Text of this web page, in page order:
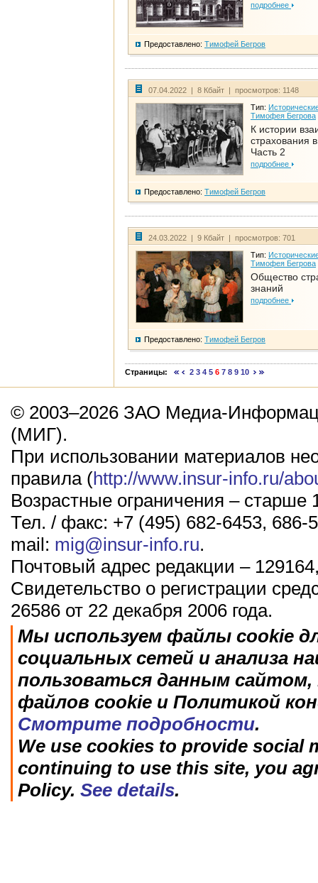
подробнее
Предоставлено: Тимофей Бегров
07.04.2022 | 8 Кбайт | просмотров: 1148
Тип:
Тимофея Бегрова
К истории
страхования
Часть 2
подробнее
Предоставлено: Тимофей Бегров
24.03.2022 | 9 Кбайт | просмотров: 701
Тип:
Тимофея Бегрова
Общество
знаний
подробнее
Предоставлено: Тимофей Бегров
Страницы: 2 3 4 5 6 7 8 9 10
© 2003–2026 ЗАО Медиа-
(МИГ).
При использовании материалов
правила (http://www.insur-info.ru/
Возрастные ограничения – старше
Тел. / факс: +7 (495) 682-6453, 686-
mail: mig@insur-info.ru.
Почтовый адрес редакции –
Свидетельство о регистрации
26586 от 22 декабря 2006 года.
Мы используем файлы cookie
социальных сетей и анализа
пользоваться данным
файлов cookie и Политикой
Смотрите подробности.
We use cookies to provide social
continuing to use this site, you
Policy. See details.